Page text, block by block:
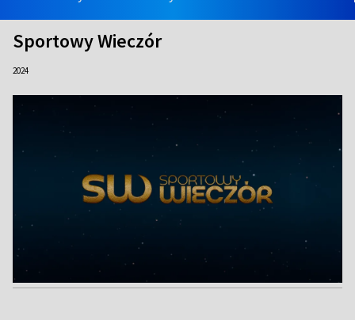
Sportowy Wieczór
2024